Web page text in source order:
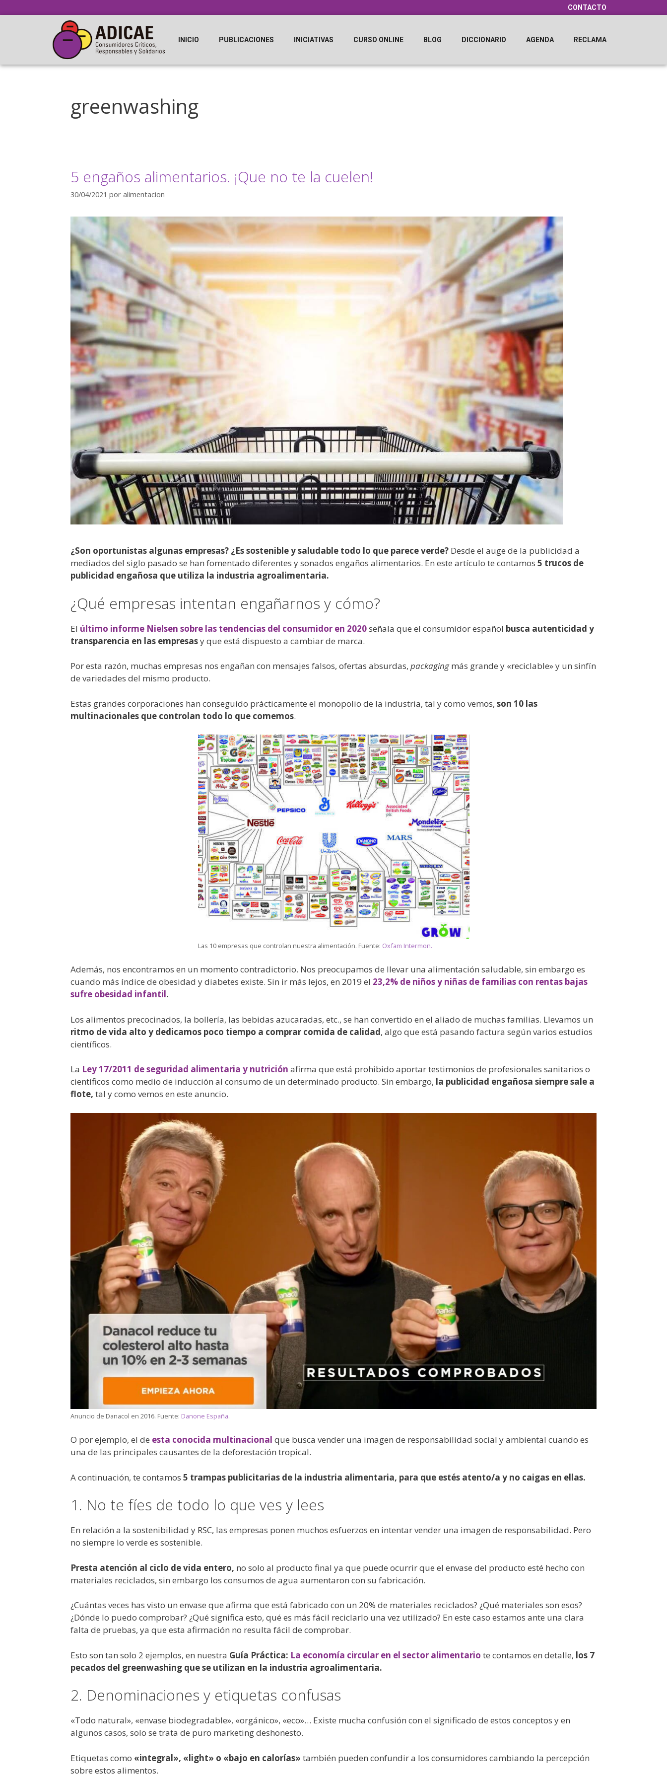
CONTACTO
INICIO PUBLICACIONES INICIATIVAS CURSO ONLINE BLOG DICCIONARIO AGENDA RECLAMA
greenwashing
5 engaños alimentarios. ¡Que no te la cuelen!
30/04/2021 por alimentacion
¿Son oportunistas algunas empresas? ¿Es sostenible y saludable todo lo que parece verde? Desde el auge de la publicidad a
mediados del siglo pasado se han fomentado diferentes y sonados engaños alimentarios. En este artículo te contamos 5 trucos de
publicidad engañosa que utiliza la industria agroalimentaria.
¿Qué empresas intentan engañarnos y cómo?
El último informe Nielsen sobre las tendencias del consumidor en 2020señala que el consumidor español busca autenticidad y
transparencia en las empresasy que está dispuesto a cambiar de marca.
Por esta razón, muchas empresas nos engañan con mensajes falsos, ofertas absurdas, packagingmás grande y «reciclable» y un sinfín
de variedades del mismo producto.
Estas grandes corporaciones han conseguido prácticamente el monopolio de la industria, tal y como vemos, son 10 las
multinacionales que controlan todo lo que comemos.
Las 10 empresas que controlan nuestra alimentación. Fuente: Oxfam Intermon.
Además, nos encontramos en un momento contradictorio. Nos preocupamos de llevar una alimentación saludable, sin embargo es
cuando más índice de obesidad y diabetes existe. Sin ir más lejos, en 2019 el 23,2% de niños y niñas de familias con rentas bajas
sufre obesidad infantil.
Los alimentos precocinados, la bollería, las bebidas azucaradas, etc., se han convertido en el aliado de muchas familias. Llevamos un
ritmo de vida alto y dedicamos poco tiempo a comprar comida de calidad, algo que está pasando factura según varios estudios
científicos.
La Ley 17/2011 de seguridad alimentaria y nutrición afirma que está prohibido aportar testimonios de profesionales sanitarios o
científicos como medio de inducción al consumo de un determinado producto. Sin embargo, la publicidad engañosa siempre sale a
flote, tal y como vemos en este anuncio.
Anuncio de Danacol en 2016. Fuente: Danone España.
O por ejemplo, el de esta conocida multinacional que busca vender una imagen de responsabilidad social y ambiental cuando es
una de las principales causantes de la deforestación tropical.
A continuación, te contamos 5 trampas publicitarias de la industria alimentaria, para que estés atento/a y no caigas en ellas.
1. No te fíes de todo lo que ves y lees
En relación a la sostenibilidad y RSC, las empresas ponen muchos esfuerzos en intentar vender una imagen de responsabilidad. Pero
no siempre lo verde es sostenible.
Presta atención al ciclo de vida entero, no solo al producto final ya que puede ocurrir que el envase del producto esté hecho con
materiales reciclados, sin embargo los consumos de agua aumentaron con su fabricación.
¿Cuántas veces has visto un envase que afirma que está fabricado con un 20% de materiales reciclados? ¿Qué materiales son esos?
¿Dónde lo puedo comprobar? ¿Qué significa esto, qué es más fácil reciclarlo una vez utilizado? En este caso estamos ante una clara
falta de pruebas, ya que esta afirmación no resulta fácil de comprobar.
Esto son tan solo 2 ejemplos, en nuestra Guía Práctica: La economía circular en el sector alimentario te contamos en detalle, los 7
pecados del greenwashing que se utilizan en la industria agroalimentaria.
2. Denominaciones y etiquetas confusas
«Todo natural», «envase biodegradable», «orgánico», «eco»… Existe mucha confusión con el significado de estos conceptos y en
algunos casos, solo se trata de puro marketing deshonesto.
Etiquetas como «integral», «light» o «bajo en calorías» también pueden confundir a los consumidores cambiando la percepción
sobre estos alimentos.